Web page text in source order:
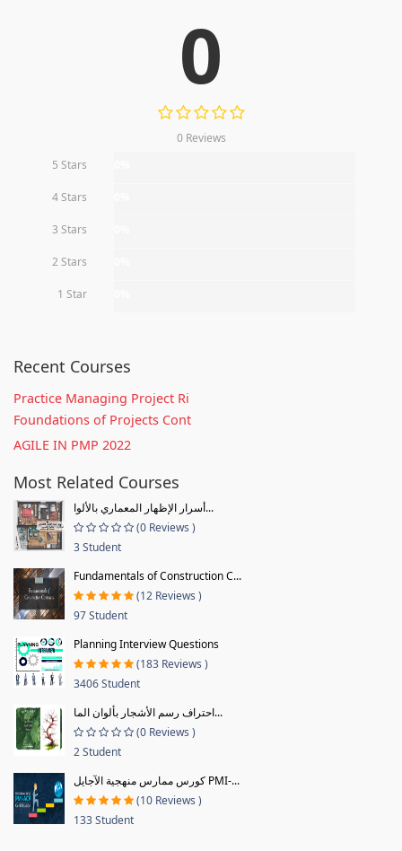
0
0 Reviews
5 Stars
4 Stars
3 Stars
2 Stars
1 Star
Recent Courses
Practice Managing Project Ri
Foundations of Projects Cont
AGILE IN PMP 2022
Most Related Courses
أسرار الإظهار المعماري بالألوا...
(0 Reviews )
3 Student
Fundamentals of Construction C...
(12 Reviews )
97 Student
Planning Interview Questions
(183 Reviews )
3406 Student
احتراف رسم الأشجار بألوان الما...
(0 Reviews )
2 Student
كورس ممارس منهجية الآجايل PMI-...
(10 Reviews )
133 Student